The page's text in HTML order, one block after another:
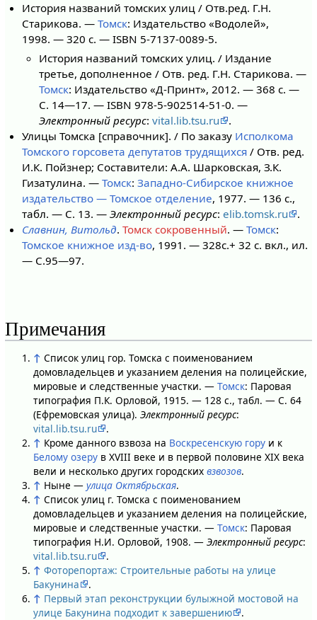
История названий томских улиц / Отв.ред. Г.Н.
Старикова. —Томск: Издательство «Водолей»,
1998. — 320 с. — ISBN 5-7137-0089-5.
История названий томских улиц. / Издание
третье, дополненное / Отв. ред. Г.Н. Старикова. —
Томск: Издательство «Д-Принт», 2012. — 368 с. —
С. 14—17. — ISBN 978-5-902514-51-0. —
Электронный ресурс:vital.lib.tsu.ru
.
Улицы Томска [справочник]. / По заказу Исполкома
Томского горсовета депутатов трудящихся / Отв. ред.
И.К. Пойзнер; Составители: А.А. Шарковская, З.К.
Гизатулина. —Томск:Западно-Сибирское книжное
издательство — Томское отделение, 1977. — 136 с.,
табл. — С. 13. —Электронный ресурс:elib.tomsk.ru
.
Славнин, Витольд.Томск сокровенный. —Томск:
Томское книжное изд-во, 1991. — 328с.+ 32 с. вкл., ил.
— С.95—97.
Примечания
↑ Список улиц гор. Томска с поименованием
домовладельцев и указанием деления на полицейские,
мировые и следственные участки. — Томск: Паровая
типография П.К. Орловой, 1915. — 128 с., табл. — С. 64
(Ефремовская улица). Электронный ресурс:
vital.lib.tsu.ru
.
↑ Кроме данного взвоза на Воскресенскую горуи к
Белому озерув XVIII веке и в первой половине XIX века
вели и несколько других городских взвозов.
↑ Ныне — улица Октябрьская.
↑ Список улиц г. Томска с поименованием
домовладельцев и указанием деления на полицейские,
мировые и следственные участки. — Томск: Паровая
типография Н.И. Орловой, 1908. — Электронный ресурс:
vital.lib.tsu.ru
.
↑ Фоторепортаж: Строительные работы на улице
Бакунина
.
↑ Первый этап реконструкции булыжной мостовой на
улице Бакунина подходит к завершению
.